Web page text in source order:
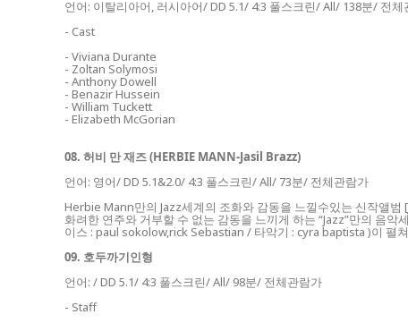
언어: 이탈리아어, 러시아어/ DD 5.1/ 4:3 풀스크린/ All/ 138분/ 전체
- Cast
- Viviana Durante
- Zoltan Solymosi
- Anthony Dowell
- Benazir Hussein
- William Tuckett
- Elizabeth McGorian
08. 허비 만 재즈 (HERBIE MANN-Jasil Brazz)
언어: 영어/ DD 5.1&2.0/ 4:3 풀스크린/ All/ 73분/ 전체관람가
Herbie Mann만의 Jazz세계의 조화와 감동을 느낄수있는 신작앨범
화려한 연주와 거부할 수 없는 감동을 느끼게 하는 “Jazz”만의 음
이스 : paul sokolow,rick Sebastian / 타악기 : cyra baptista )이 펼
09. 호두까기인형
언어: / DD 5.1/ 4:3 풀스크린/ All/ 98분/ 전체관람가
- Staff